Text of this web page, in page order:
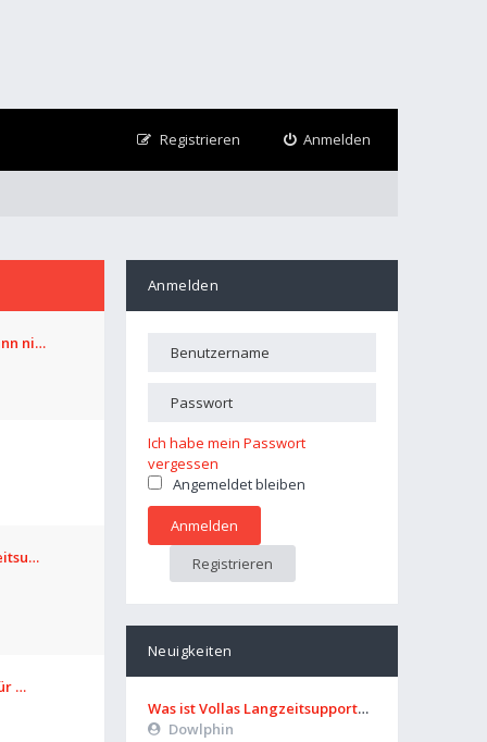
Anmelden
Registrieren
Anmelden
Ich habe mein Passwort
vergessen
Angemeldet bleiben
Registrieren
Neuigkeiten
Was ist Vollas Langzeitsupportplan?
Dowlphin
ni…
…